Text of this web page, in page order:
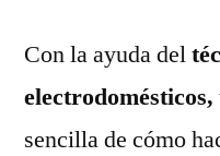
Con la ayuda del
electrodomésticos,
sencilla de cómo